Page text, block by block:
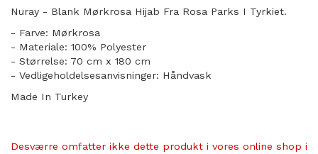
Nuray - Blank Mørkrosa Hijab Fra Rosa Parks I Tyrkiet.
- Farve: Mørkrosa
- Materiale: 100% Polyester
- Størrelse: 70 cm x 180 cm
- Vedligeholdelsesanvisninger: Håndvask
Made In Turkey
Desværre omfatter ikke dette produkt i vores online shop i